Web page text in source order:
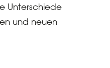
Unterschiede
und neuen